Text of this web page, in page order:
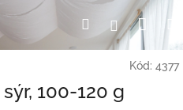
HledatPřihlášení
Kód: 4377
100-120 g